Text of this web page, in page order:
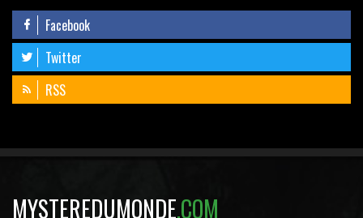
Facebook
Twitter
RSS
MYSTEREDUMONDE.COM